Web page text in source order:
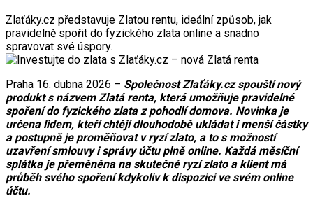
Zlaťáky.cz představuje Zlatou rentu, ideální způsob, jak
pravidelně spořit do fyzického zlata online a snadno
spravovat své úspory.
Praha 16. dubna 2026 – Společnost Zlaťáky.cz spouští nový
produkt s názvem Zlatá renta, která umožňuje pravidelné
spoření do fyzického zlata z pohodlí domova. Novinka je
určena lidem, kteří chtějí dlouhodobě ukládat i menší částky
a postupně je proměňovat v ryzí zlato, a to s možností
uzavření smlouvy i správy účtu plně online. Každá měsíční
splátka je přeměněna na skutečné ryzí zlato a klient má
průběh svého spoření kdykoliv k dispozici ve svém online
účtu.